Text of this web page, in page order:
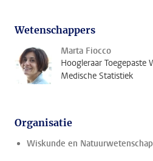
Wetenschappers
Marta Fiocco
Hoogleraar Toegepaste
Medische Statistiek
Organisatie
Wiskunde en